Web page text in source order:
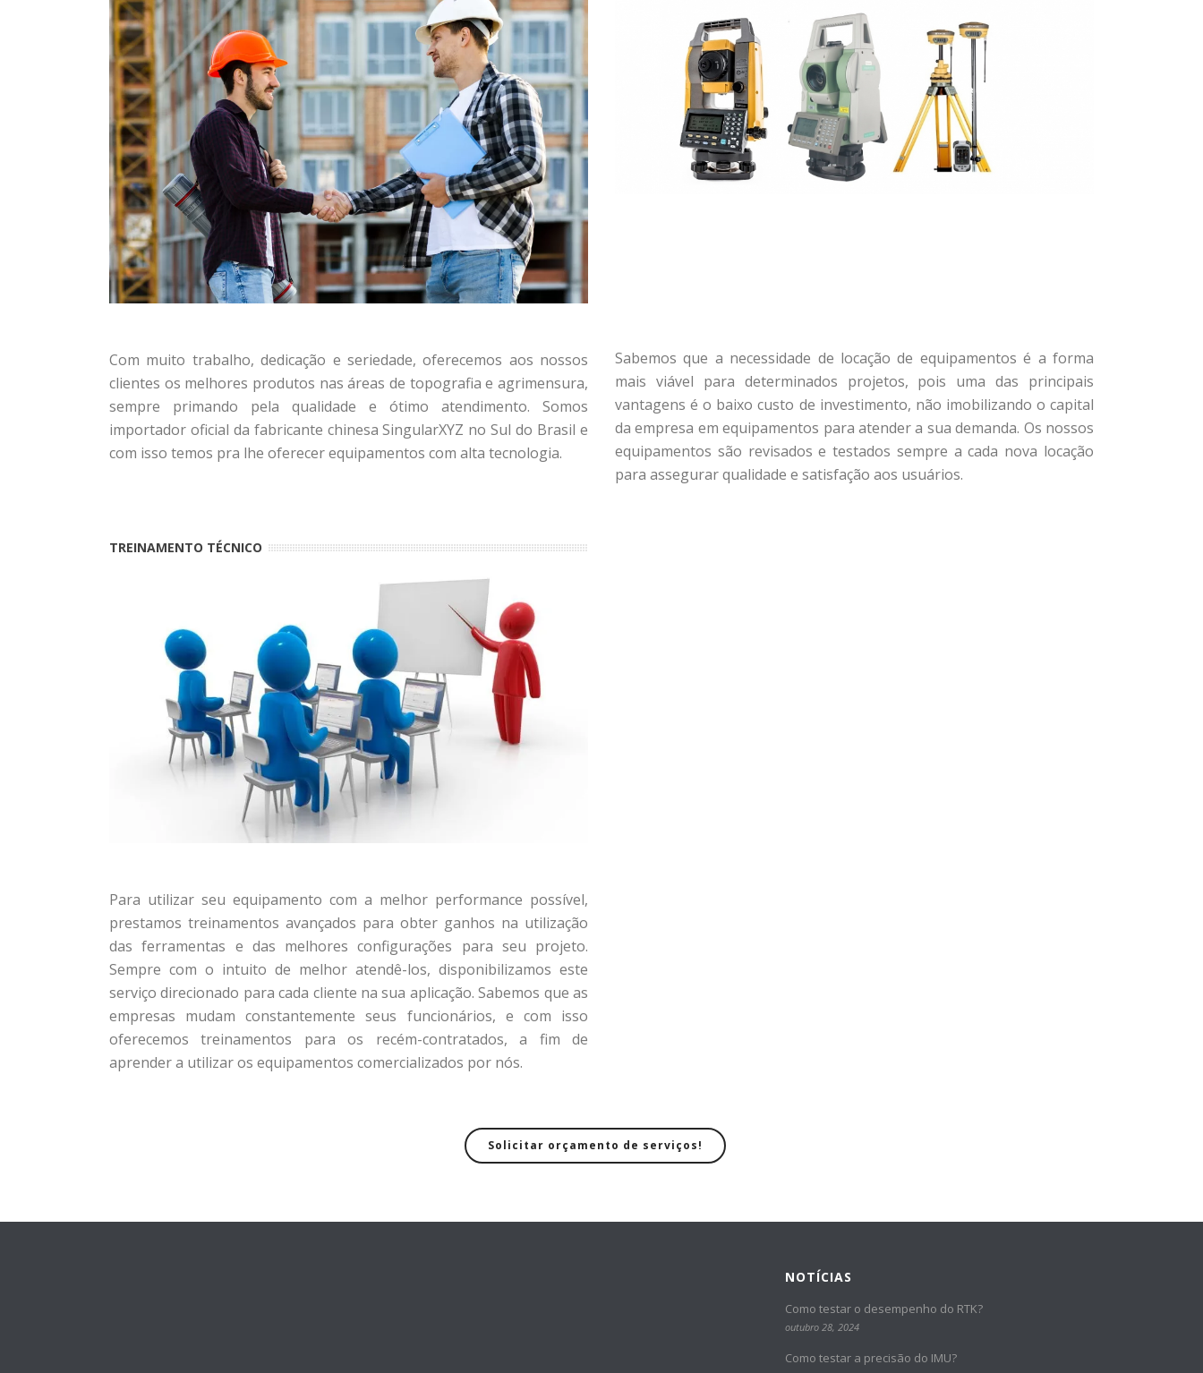
Com muito trabalho, dedicação e seriedade, oferecemos aos nossos
clientes os melhores produtos nas áreas de topografia e agrimensura,
sempre primando pela qualidade e ótimo atendimento. Somos
importador oficial da fabricante chinesa SingularXYZ no Sul do Brasil e
com isso temos pra lhe oferecer equipamentos com alta tecnologia.
Sabemos que a necessidade de locação de equipamentos é a forma
mais viável para determinados projetos, pois uma das principais
vantagens é o baixo custo de investimento, não imobilizando o capital
da empresa em equipamentos para atender a sua demanda. Os nossos
equipamentos são revisados e testados sempre a cada nova locação
para assegurar qualidade e satisfação aos usuários.
TREINAMENTO TÉCNICO
Para utilizar seu equipamento com a melhor performance possível,
prestamos treinamentos avançados para obter ganhos na utilização
das ferramentas e das melhores configurações para seu projeto.
Sempre com o intuito de melhor atendê-los, disponibilizamos este
serviço direcionado para cada cliente na sua aplicação. Sabemos que as
empresas mudam constantemente seus funcionários, e com isso
oferecemos treinamentos para os recém-contratados, a fim de
aprender a utilizar os equipamentos comercializados por nós.
Solicitar orçamento de serviços!
NOTÍCIAS
Como testar o desempenho do RTK?
outubro 28, 2024
Como testar a precisão do IMU?